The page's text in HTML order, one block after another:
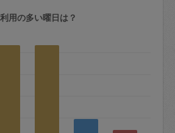
日時／土曜日午前9時開始の場
か？
利用の多い曜日は？